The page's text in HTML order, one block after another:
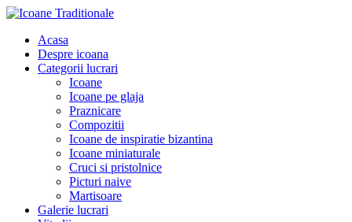
Acasa
Despre icoana
Categorii lucrari
Icoane
Icoane pe glaja
Praznicare
Compozitii
Icoane de inspiratie bizantina
Icoane miniaturale
Cruci si pristolnice
Picturi naive
Martisoare
Galerie lucrari